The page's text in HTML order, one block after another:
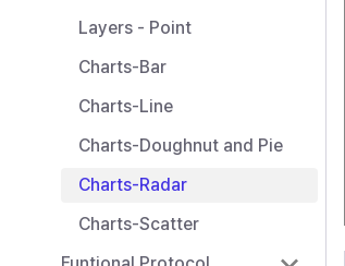
Layers - Point
Charts-Bar
Charts-Line
Charts-Doughnut and Pie
Charts-Radar
Charts-Scatter